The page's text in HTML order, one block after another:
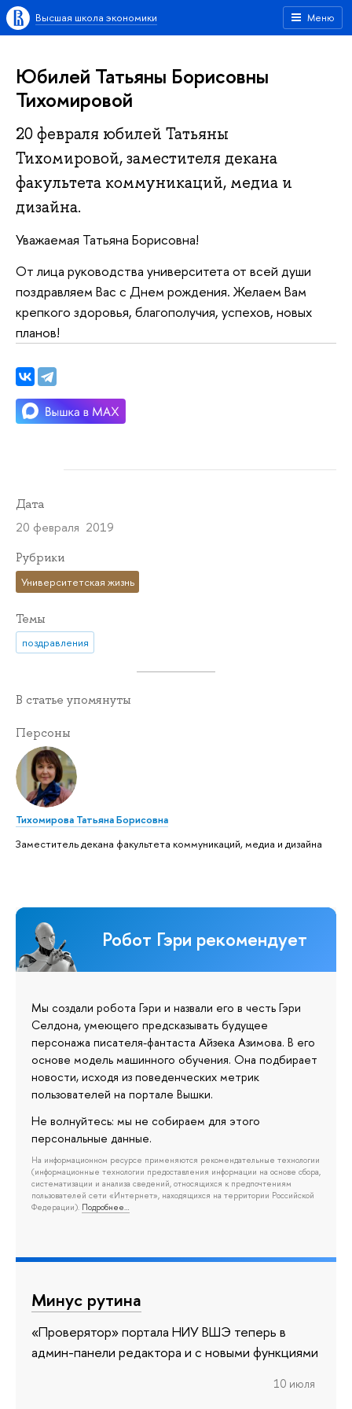
Меню
Высшая школа экономики
Юбилей Татьяны Борисовны
Тихомировой
20 февраля юбилей Татьяны
Тихомировой, заместителя декана
факультета коммуникаций, медиа и
дизайна.
Уважаемая Татьяна Борисовна!
От лица руководства университета от всей души
поздравляем Вас с Днем рождения. Желаем Вам
крепкого здоровья, благополучия, успехов, новых
планов!
Дата
20 февраля 2019
Рубрики
Университетская жизнь
Темы
поздравления
В статье упомянуты
Персоны
Тихомирова Татьяна Борисовна
Заместитель декана факультета коммуникаций, медиа и дизайна
Робот Гэри рекомендует
Мы создали робота Гэри и назвали его в честь Гэри
Селдона, умеющего предсказывать будущее
персонажа писателя-фантаста Айзека Азимова. В его
основе модель машинного обучения. Она подбирает
новости, исходя из поведенческих метрик
пользователей на портале Вышки.
Не волнуйтесь: мы не собираем для этого
персональные данные.
На информационном ресурсе применяются рекомендательные технологии
(информационные технологии предоставления информации на основе сбора,
систематизации и анализа сведений, относящихся к предпочтениям
пользователей сети «Интернет», находящихся на территории Российской
Федерации). Подробнее…
Минус рутина
«Проверятор» портала НИУ ВШЭ теперь в
админ-панели редактора и с новыми функциями
10 июля